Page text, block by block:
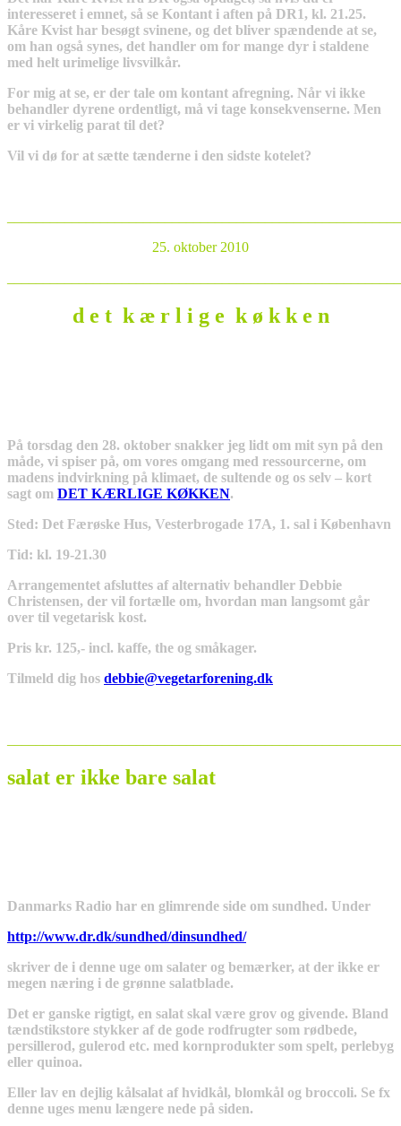
interesseret i emnet, så se Kontant i aften på DR1, kl. 21.25.
Kåre Kvist har besøgt svinene, og det bliver spændende at se,
om han også synes, det handler om for mange dyr i staldene
med helt urimelige livsvilkår.
For mig at se, er der tale om kontant afregning. Når vi ikke
behandler dyrene ordentligt, må vi tage konsekvenserne. Men
er vi virkelig parat til det?
Vil vi dø for at sætte tænderne i den sidste kotelet?
25. oktober 2010
d e t k æ r l i g e k ø k k e n
På torsdag den 28. oktober snakker jeg lidt om mit syn på den
måde, vi spiser på, om vores omgang med ressourcerne, om
madens indvirkning på klimaet, de sultende og os selv – kort
sagt om DET KÆRLIGE KØKKEN.
Sted: Det Færøske Hus, Vesterbrogade 17A, 1. sal i København
Tid: kl. 19-21.30
Arrangementet afsluttes af alternativ behandler Debbie
Christensen, der vil fortælle om, hvordan man langsomt går
over til vegetarisk kost.
Pris kr. 125,- incl. kaffe, the og småkager.
Tilmeld dig hos debbie@vegetarforening.dk
salat er ikke bare salat
Danmarks Radio har en glimrende side om sundhed. Under
http://www.dr.dk/sundhed/dinsundhed/
skriver de i denne uge om salater og bemærker, at der ikke er
megen næring i de grønne salatblade.
Det er ganske rigtigt, en salat skal være grov og givende. Bland
tændstikstore stykker af de gode rodfrugter som rødbede,
persillerod, gulerod etc. med kornprodukter som spelt, perlebyg
eller quinoa.
Eller lav en dejlig kålsalat af hvidkål, blomkål og broccoli. Se fx
denne uges menu længere nede på siden.